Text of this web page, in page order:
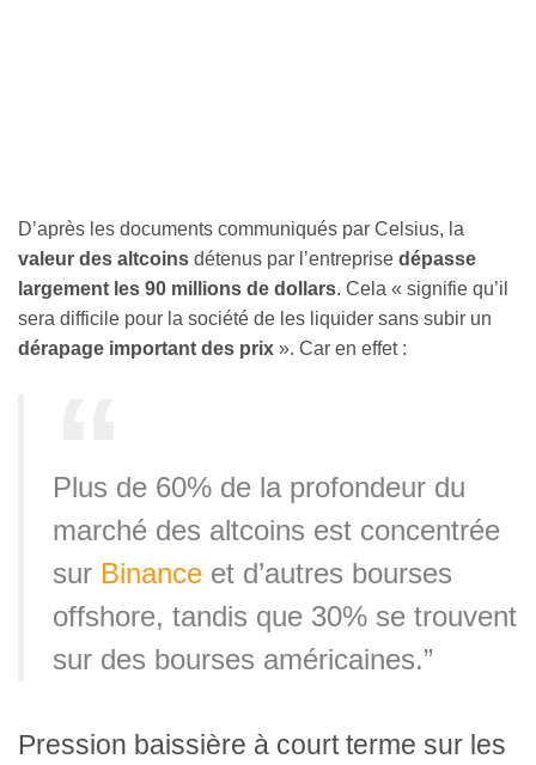
D’après les documents communiqués par Celsius, la
valeur des altcoins détenus par l’entreprise dépasse
largement les 90 millions de dollars. Cela « signifie qu’il
sera difficile pour la société de les liquider sans subir un
dérapage important des prix ». Car en effet :
Plus de 60% de la profondeur du
marché des altcoins est concentrée
sur Binance et d’autres bourses
offshore, tandis que 30% se trouvent
sur des bourses américaines.”
Pression baissière à court terme sur les